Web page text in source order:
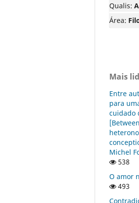
Qualis:
Área:
Mais
Entre
para
cuidado
Michel
538
O amor
493